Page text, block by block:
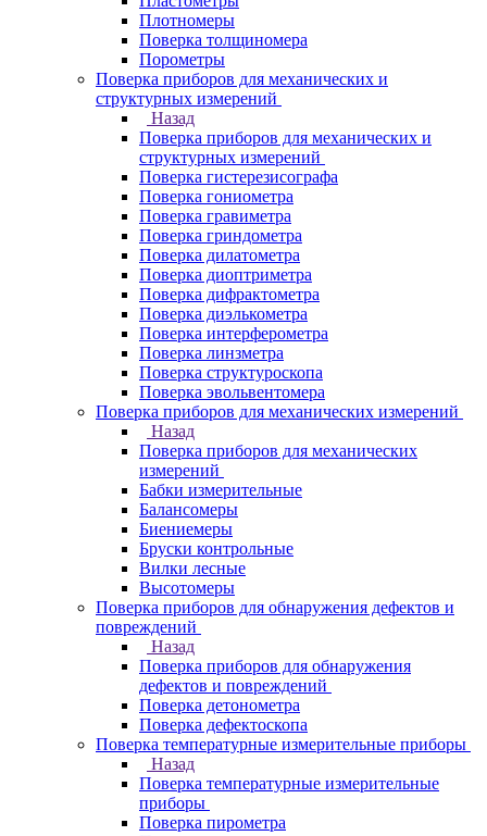
Плотномеры
Поверка толщиномера
Порометры
Поверка приборов для механических и
структурных измерений
Назад
Поверка приборов для механических и
структурных измерений
Поверка гистерезисографа
Поверка гониометра
Поверка гравиметра
Поверка гриндометра
Поверка дилатометра
Поверка диоптриметра
Поверка дифрактометра
Поверка диэлькометра
Поверка интерферометра
Поверка линзметра
Поверка структуроскопа
Поверка эвольвентомера
Поверка приборов для механических измерений
Назад
Поверка приборов для механических
измерений
Бабки измерительные
Балансомеры
Биениемеры
Бруски контрольные
Вилки лесные
Высотомеры
Поверка приборов для обнаружения дефектов и
повреждений
Назад
Поверка приборов для обнаружения
дефектов и повреждений
Поверка детонометра
Поверка дефектоскопа
Поверка температурные измерительные приборы
Назад
Поверка температурные измерительные
приборы
Поверка пирометра